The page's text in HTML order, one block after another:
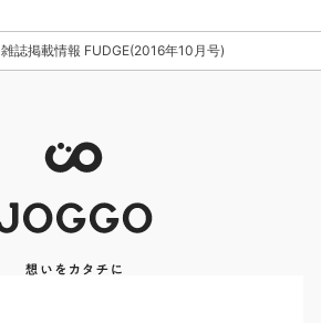
雑誌掲載情報 FUDGE(2016年10月号)